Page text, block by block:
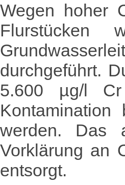
Wegen hoher
Flurstücken
durchgeführt.
5.600 µg/l Cr
werden. Das
Vorklärung an
entsorgt.